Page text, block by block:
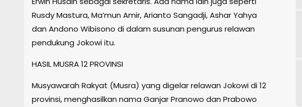
Rusdy Mastura, Ma’mun Amir, Arianto Sangadji, Ashar Yahya
dan Andono Wibisono di dalam susunan pengurus relawan
pendukung Jokowi itu.
HASIL MUSRA 12 PROVINSI
Musyawarah Rakyat (Musra) yang digelar relawan Jokowi di 12
provinsi, menghasilkan nama Ganjar Pranowo dan Prabowo